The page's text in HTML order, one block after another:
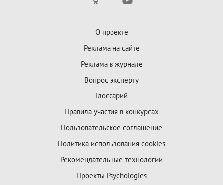
О проекте
Реклама на сайте
Реклама в журнале
Вопрос эксперту
Глоссарий
Правила участия в конкурсах
Пользовательское соглашение
Политика использования cookies
Рекомендательные технологии
Проекты Psychologies